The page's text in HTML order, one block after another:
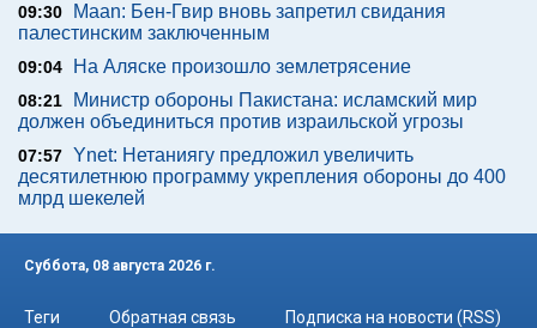
09:30
Maan: Бен-Гвир вновь запретил свидания
палестинским заключенным
09:04 На Аляске произошло землетрясение
08:21
Министр обороны Пакистана: исламский мир
должен объединиться против израильской угрозы
07:57 Ynet: Нетаниягу предложил увеличить
десятилетнюю программу укрепления обороны до 400
млрд шекелей
Суббота, 08 августа 2026 г.
Теги Обратная связь Подписка на новости (RSS)